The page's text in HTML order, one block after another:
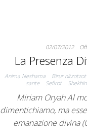
02/07/2012
La Presenza
Anima Neshama Birur nitzotzot
sante
Sefirot
Miriam Oryah Al
dimentichiamo, ma
emanazione divina